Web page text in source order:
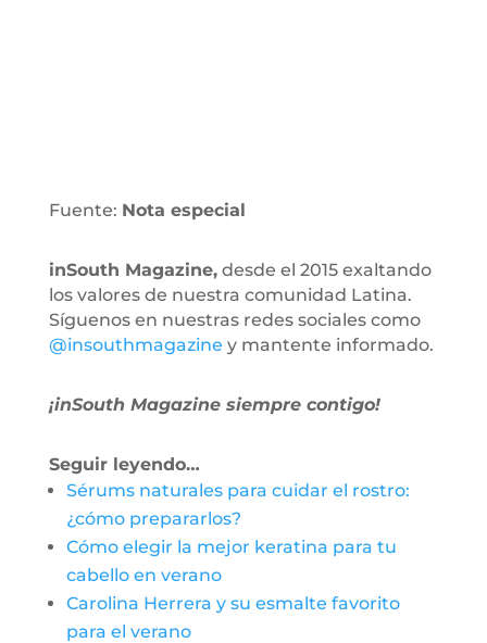
Fuente: Nota especial
inSouth Magazine,desde el 2015 exaltando
los valores de nuestra comunidad Latina.
Síguenos en nuestras redes sociales como
@insouthmagazine y mantente informado.
¡inSouth Magazine siempre contigo!
Seguir leyendo…
Sérums naturales para cuidar el rostro:
¿cómo prepararlos?
Cómo elegir la mejor keratina para tu
cabello en verano
Carolina Herrera y su esmalte favorito
para el verano